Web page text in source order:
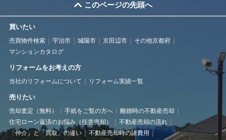
このページの先頭へ
買いたい
売買物件検索 宇治市 城陽市 京田辺市
その他京都府
マンションカタログ
リフォームをお考えの方
当社のリフォームについて リフォーム実績一覧
売りたい
売却査定（無料） 手紙をご覧の方へ
離婚時の不動産売却
住宅ローン返済のお悩み（任意売却）
不動産売却の流れ
「仲介」と「買取」の違い
不動産売却時の諸費用